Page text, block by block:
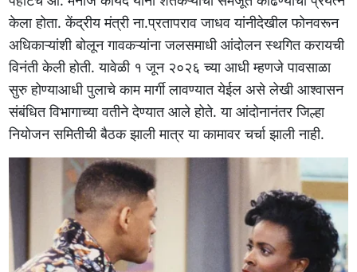
केला होता. केंद्रीय मंत्री ना.प्रतापराव जाधव यांनीदेखील फोनवरून
अधिकाऱ्यांशी बोलून गावकऱ्यांना जलसमाधी आंदोलन स्थगित करायची
विनंती केली होती. यावेळी १ जून २०२६ च्या आधी म्हणजे पावसाळा
सुरु होण्याआधी पुलाचे काम मार्गी लावण्यात येईल असे लेखी आश्वासन
संबंधित विभागाच्या वतीने देण्यात आले होते. या आंदोनानंतर जिल्हा
नियोजन समितीची बैठक झाली मात्र या कामावर चर्चा झाली नाही.